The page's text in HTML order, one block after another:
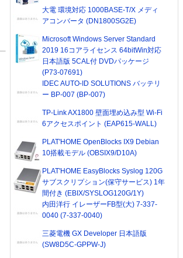
大電 環境対応 1000BASE-T/X メディ
アコンバータ (DN1800SG2E)
Microsoft Windows Server Standard
2019 16コアライセンス 64bitWin対応
日本語版 5CAL付 DVDパッケージ
(P73-07691)
IDEC AUTO-ID SOLUTIONS バッテリ
ー BP-007 (BP-007)
TP-Link AX1800 壁面埋め込み型 Wi-Fi
6アクセスポイント (EAP615-WALL)
PLAT'HOME OpenBlocks IX9 Debian
10搭載モデル (OBSIX9/D10A)
PLAT'HOME EasyBlocks Syslog 120G
サブスクリプション(保守サービス) 1年
間付き (EBIX/SYSLOG120G/1Y)
内田洋行 イレーザーFB型(大) 7-337-
0040 (7-337-0040)
三菱電機 GX Developer 日本語版
(SW8D5C-GPPW-J)